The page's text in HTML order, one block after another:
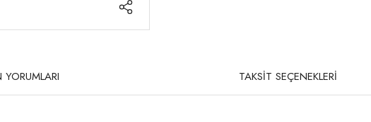
YORUMLARI TAKSİT SEÇENEKLERİ